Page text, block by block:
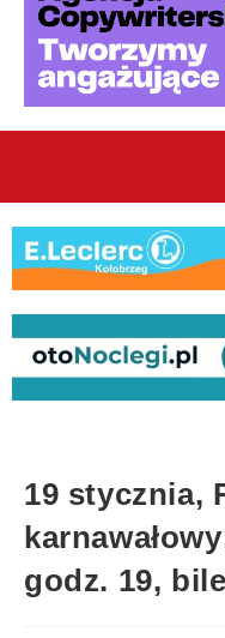
19 stycznia,
godz. 19,